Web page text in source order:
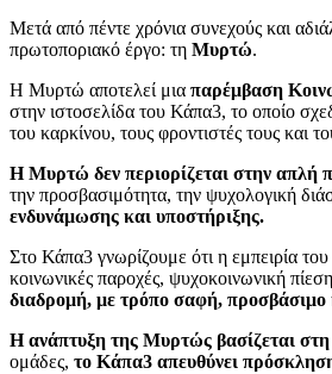
Μετά από πέντε χρόνια συνεχούς και
πρωτοποριακό έργο: τη Μυρτώ.
Η Μυρτώ αποτελεί μια παρέμβαση
στην ιστοσελίδα του Κάπα3, το οποίο
του καρκίνου, τους φροντιστές τους και
Η Μυρτώ δεν περιορίζεται στην απλή
την προσβασιμότητα, την ψυχολογική
ενδυνάμωσης και υποστήριξης.
Στο Κάπα3 γνωρίζουμε ότι η εμπειρία
κοινωνικές παροχές, ψυχοκοινωνική
διαδρομή, με τρόπο σαφή, προσβάσιμο
Η ανάπτυξη της Μυρτώς βασίζεται
ομάδες, το Κάπα3 απευθύνει